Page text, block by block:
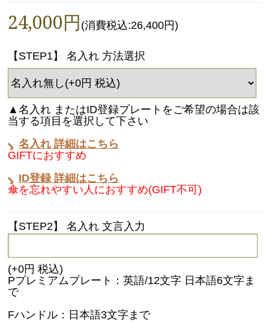
24,000円 (消費税込:26,400円)
【STEP1】 名入れ 方法選択
▲名入れ またはID登録プレートをご希望の場合は該
当する項目を選択して下さい
名入れ 詳細はこちら
GIFTにおすすめ
ID登録 詳細はこちら
傘を忘れやすい人におすすめ(GIFT不可)
【STEP2】 名入れ 文言入力
(+0円 税込)
Pプレミアムプレート：英語/12文字 日本語6文字ま
で
Fハンドル：日本語3文字まで